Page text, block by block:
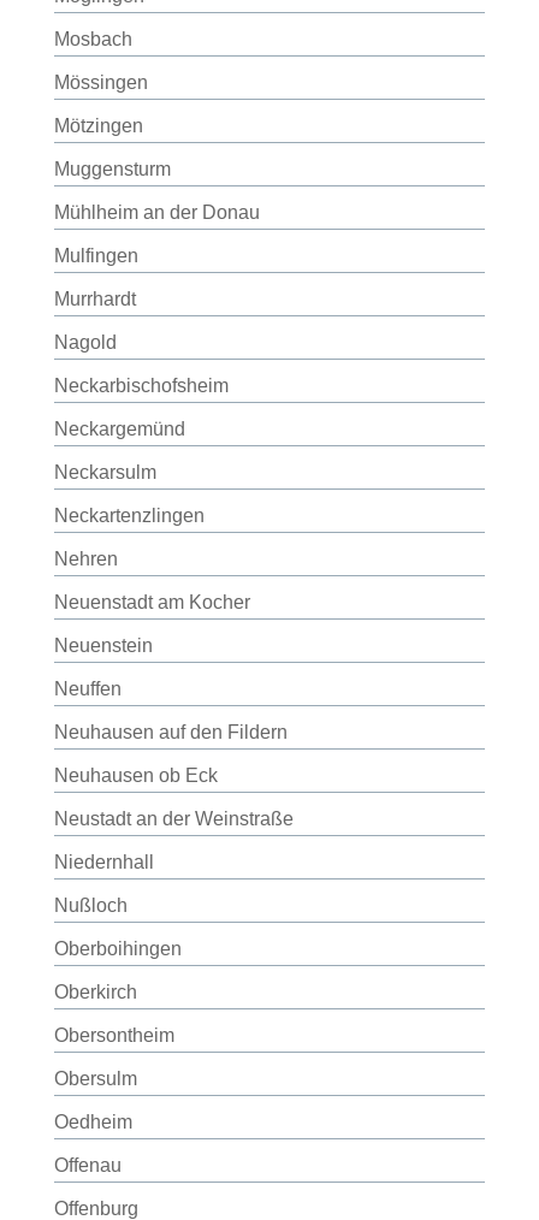
Mosbach
Mössingen
Mötzingen
Muggensturm
Mühlheim an der Donau
Mulfingen
Murrhardt
Nagold
Neckarbischofsheim
Neckargemünd
Neckarsulm
Neckartenzlingen
Nehren
Neuenstadt am Kocher
Neuenstein
Neuffen
Neuhausen auf den Fildern
Neuhausen ob Eck
Neustadt an der Weinstraße
Niedernhall
Nußloch
Oberboihingen
Oberkirch
Obersontheim
Obersulm
Oedheim
Offenau
Offenburg